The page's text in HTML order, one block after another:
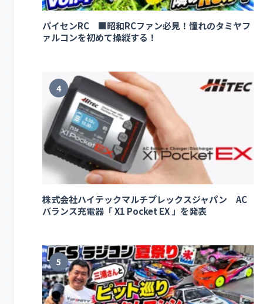
パイセンRC ■昭和RCファン必見！憧れのタミヤフ
ァルコンを初めて操縦する！
4
株式会社ハイテックマルチプレックスジャパン AC
バランス充電器「 X1 Pocket EX 」を発表
5